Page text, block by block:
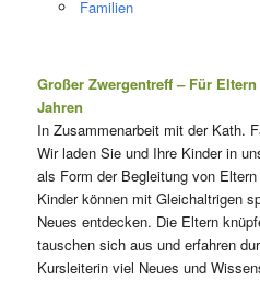
Familien
Großer Zwergentreff – Für
Jahren
In Zusammenarbeit mit der Kath.
Wir laden Sie und Ihre Kinder in
als Form der Begleitung von
Kinder können mit Gleichaltrigen
Neues entdecken. Die Eltern
tauschen sich aus und erfahren
Kursleiterin viel Neues und